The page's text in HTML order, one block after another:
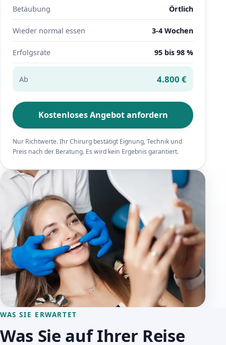
Betäubung Örtlich
Wieder normal essen 3-4 Wochen
Erfolgsrate 95 bis 98 %
Ab 4.800 €
Kostenloses Angebot anfordern
Nur Richtwerte. Ihr Chirurg bestätigt Eignung, Technik und
Preis nach der Beratung. Es wird kein Ergebnis garantiert.
WAS SIE ERWARTET
Was Sie auf Ihrer Reise